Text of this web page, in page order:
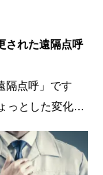
則をご紹介しま
ご紹介している
された遠隔点呼
隔点呼」です
っとした変化が
い、遠隔点呼の
本記事では遠隔
以降の申請方法